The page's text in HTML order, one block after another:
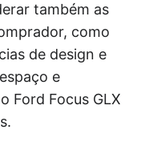
também as
como
de design e
e
Ford Focus GLX